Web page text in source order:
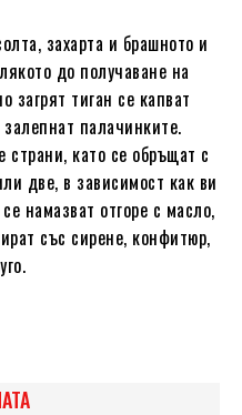
захарта и брашното и
до получаване на
загрят тиган се капват
палачинките.
страни, като се обръщат с
две, в зависимост как ви
намазват отгоре с масло,
със сирене, конфитюр,